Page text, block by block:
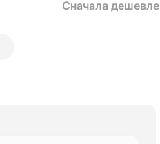
Сначала дешевле